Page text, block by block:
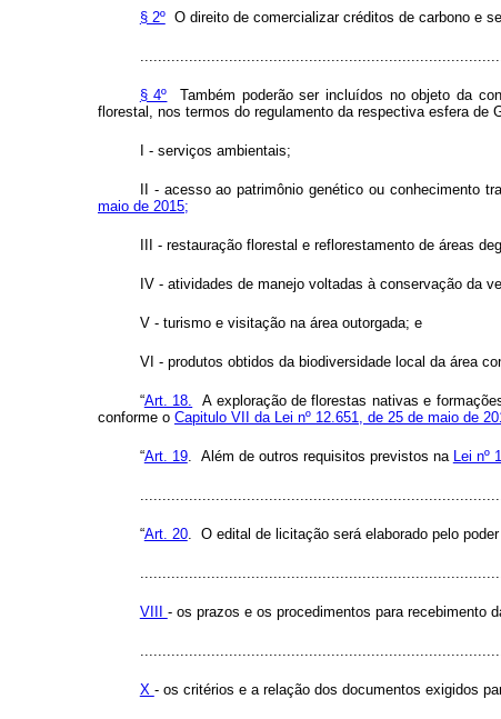
§ 2ºO direito de comercializar créditos de carbono e
§ 4º Também poderão ser incluídos no objeto da
florestal, nos termos do regulamento da respectiva esfera de
I - serviços ambientais;
II - acesso ao patrimônio genético ou conhecimento
maio de 2015;
III - restauração florestal e reflorestamento de áreas
IV - atividades de manejo voltadas à conservação da
V - turismo e visitação na área outorgada; e
VI - produtos obtidos da biodiversidade local da área
“Art. 18. A exploração de florestas nativas e
conforme o Capitulo VII da Lei nº 12.651, de 25 de maio de
“Art. 19. Além de outros requisitos previstos na Lei nº
“Art. 20. O edital de licitação será elaborado pelo
VIII - os prazos e os procedimentos para recebimento
X - os critérios e a relação dos documentos exigidos